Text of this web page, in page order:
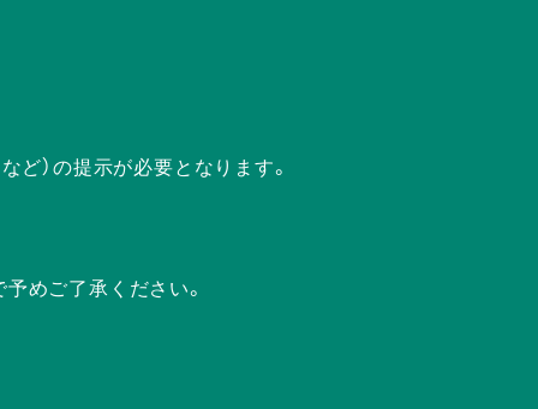
ど）の提示が必要となります。
めご了承ください。